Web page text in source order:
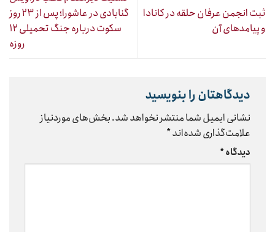
ثبت انجمن عرفان حلقه در کانادا
و پیامدهای آن
گنابادی در عاشورا؛ پس از ۲۳ روز
سکوت درباره جنگ تحمیلی ۱۲
روزه
دیدگاهتان را بنویسید
نشانی ایمیل شما منتشر نخواهد شد.بخش‌های موردنیاز
علامت‌گذاری شده‌اند*
دیدگاه*